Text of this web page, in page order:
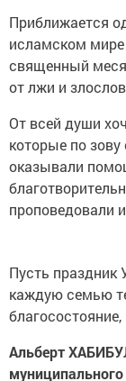
Приближается
исламском мире
священный
от лжи и
От всей души
которые по
оказывали
проповедовали
Пусть праздник
каждую семью
Альберт